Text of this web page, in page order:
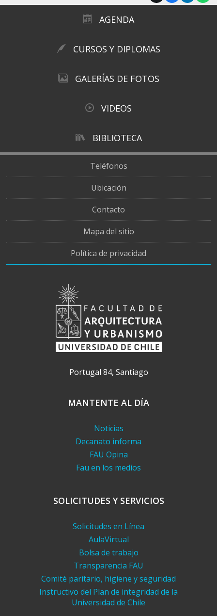
AGENDA
CURSOS Y DIPLOMAS
GALERÍAS DE FOTOS
VIDEOS
BIBLIOTECA
Teléfonos
Ubicación
Contacto
Mapa del sitio
Política de privacidad
Portugal 84, Santiago
MANTENTE AL DÍA
Noticias
Decanato informa
FAU Opina
Fau en los medios
SOLICITUDES Y SERVICIOS
Solicitudes en Línea
AulaVirtual
Bolsa de trabajo
Transparencia FAU
Comité paritario, higiene y seguridad
Instructivo del Plan de integridad de la
Universidad de Chile